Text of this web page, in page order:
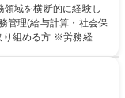
康経営推進等をお任せ
経験を積んでいただき
【総
るゼネラリストを目
域を横断的に経験し
り組める方 ※労務経験
怠管理など）の経験